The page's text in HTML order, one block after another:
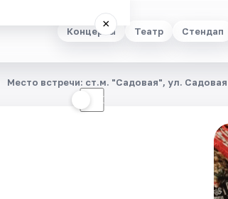
Концерты Театр Стендап
×
☾
Место встречи: ст.м. "Садовая", ул.